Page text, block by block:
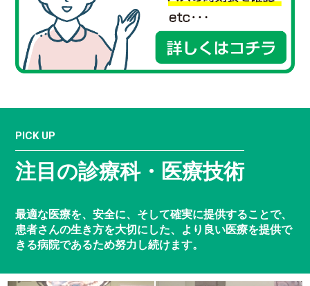
PICK UP
注目の診療科・医療技術
最適な医療を、安全に、そして確実に提供することで、
患者さんの生き方を大切にした、 より良い医療を提供で
きる病院であるため努力し続けます。